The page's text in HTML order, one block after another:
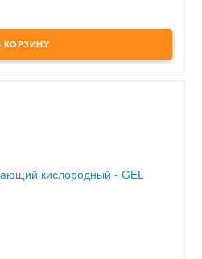
сальных желез и сокращает
элементов